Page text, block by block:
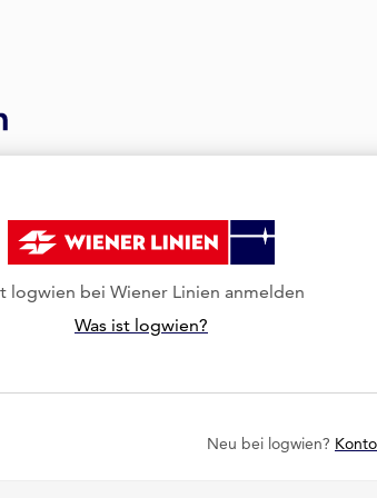
logwien bei Wiener Linien anmelden
Was ist logwien?
Neu bei logwien?